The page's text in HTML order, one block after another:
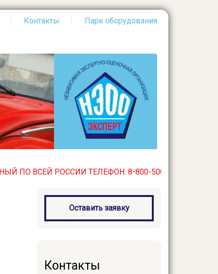
Контакты Парк оборудования
РОССИИ ТЕЛЕФОН: 8-800-500-32-03. БЕСПЛАТНЫЙ
Оставить заявку
Контакты